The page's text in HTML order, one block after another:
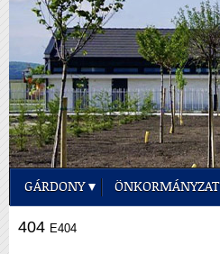
GÁRDONY ÖNKORMÁNYZAT
404 E404